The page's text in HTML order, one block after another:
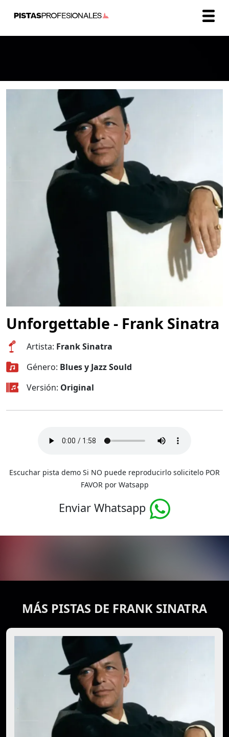
Unforgettable - Frank Sinatra
Artista: Frank Sinatra
Género: Blues y Jazz Sould
Versión: Original
Escuchar pista demo Si NO puede reproducirlo solicitelo POR
FAVOR por Watsapp
Enviar Whatsapp
MÁS PISTAS DE FRANK SINATRA